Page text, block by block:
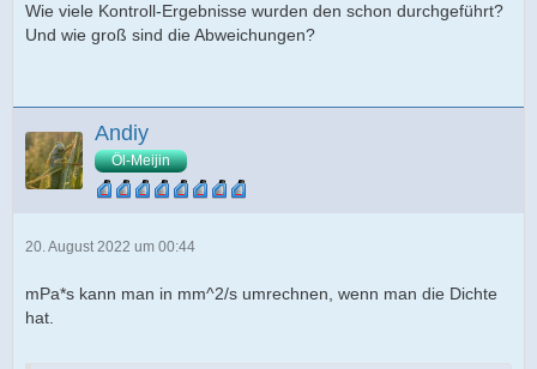
Wie viele Kontroll-Ergebnisse wurden den schon durchgeführt?
Und wie groß sind die Abweichungen?
Andiy
Öl-Meijin
20. August 2022 um 00:44
mPa*s kann man in mm^2/s umrechnen, wenn man die Dichte
hat.